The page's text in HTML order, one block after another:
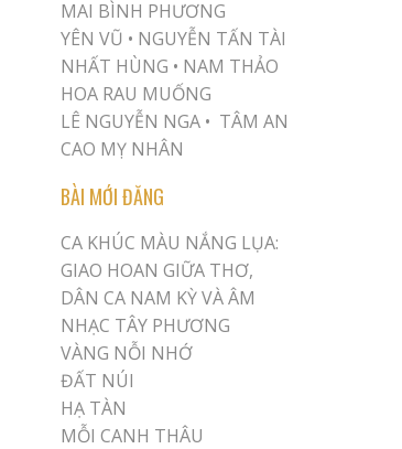
MAI BÌNH PHƯƠNG
YÊN VŨ • NGUYỄN TẤN TÀI
NHẤT HÙNG • NAM THẢO
HOA RAU MUỐNG
LÊ NGUYỄN NGA • TÂM AN
CAO MỴ NHÂN
BÀI MỚI ĐĂNG
CA KHÚC MÀU NẮNG LỤA:
GIAO HOAN GIỮA THƠ,
DÂN CA NAM KỲ VÀ ÂM
NHẠC TÂY PHƯƠNG
VÀNG NỖI NHỚ
ĐẤT NÚI
HẠ TÀN
MỖI CANH THÂU